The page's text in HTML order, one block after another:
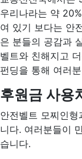
우리나라는 약
여 있기 보다는 안
은 분들의 공감과
벨트와 친해지고
펀딩을 통해 여러
후원금 사용
안전벨트 모찌인
니다. 여러분들이
습니다.